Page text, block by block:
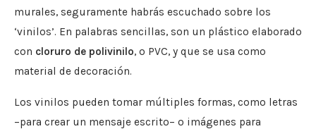
murales, seguramente habrás escuchado sobre los
‘vinilos’. En palabras sencillas, son un plástico elaborado
con cloruro de polivinilo, o PVC, y que se usa como
material de decoración.
Los vinilos pueden tomar múltiples formas, como letras
–para crear un mensaje escrito– o imágenes para